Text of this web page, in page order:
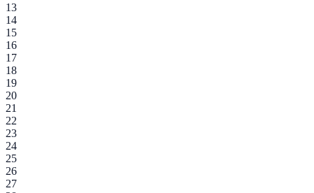
13
14
15
16
17
18
19
20
21
22
23
24
25
26
27